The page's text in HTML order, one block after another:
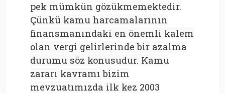
pek mümkün gözükmemektedir.
Çünkü kamu harcamalarının
finansmanındaki en önemli kalem
olan vergi gelirlerinde bir azalma
durumu söz konusudur. Kamu
zararı kavramı bizim
mevzuatımızda ilk kez 2003